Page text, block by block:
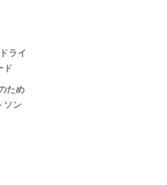
ライ
ド
ため
ソン